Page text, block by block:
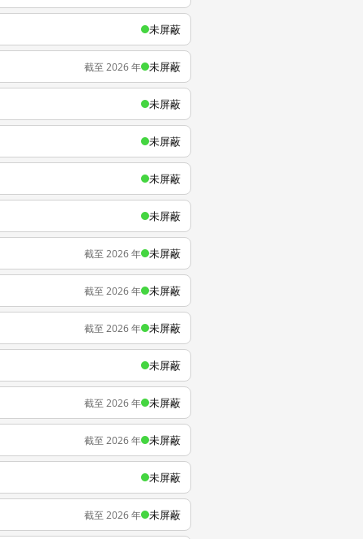
未屏蔽
截至 2026 年 未屏蔽
未屏蔽
未屏蔽
未屏蔽
未屏蔽
截至 2026 年 未屏蔽
截至 2026 年 未屏蔽
截至 2026 年 未屏蔽
未屏蔽
截至 2026 年 未屏蔽
截至 2026 年 未屏蔽
未屏蔽
截至 2026 年 未屏蔽